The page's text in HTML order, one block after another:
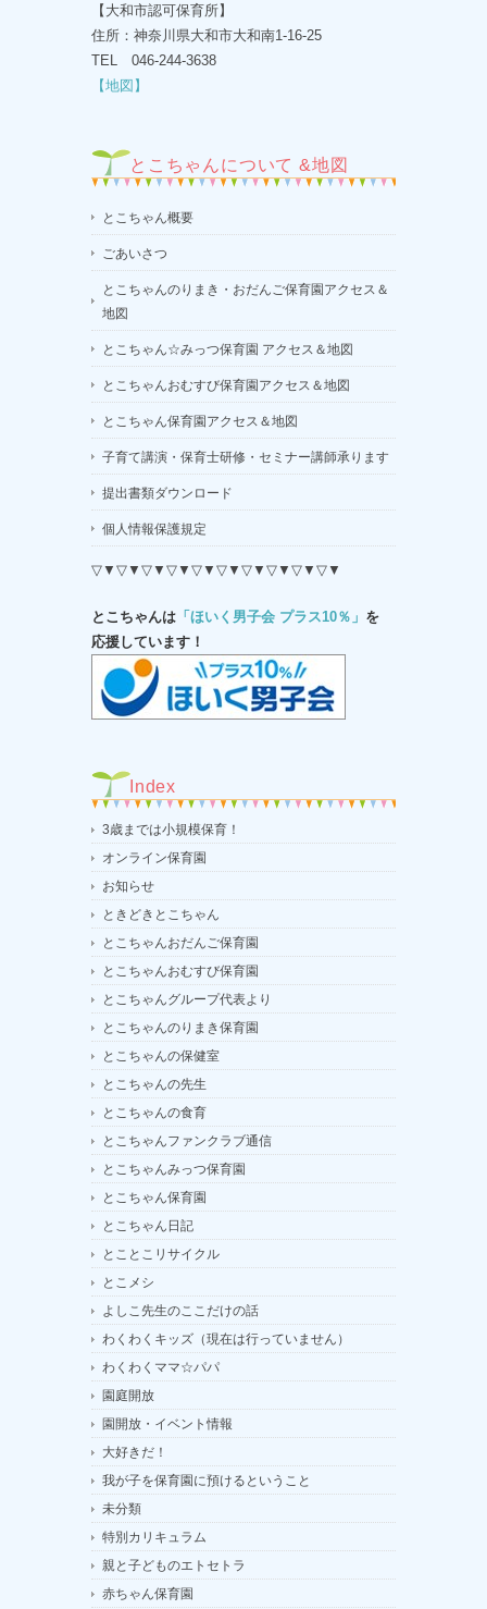
【大和市認可保育所】
住所：神奈川県大和市大和南1-16-25
TEL 046-244-3638
【地図】
とこちゃんについて &地図
とこちゃん概要
ごあいさつ
とこちゃんのりまき・おだんご保育園アクセス＆
地図
とこちゃん☆みっつ保育園 アクセス＆地図
とこちゃんおむすび保育園アクセス＆地図
とこちゃん保育園アクセス＆地図
子育て講演・保育士研修・セミナー講師承ります
提出書類ダウンロード
個人情報保護規定
▽▼▽▼▽▼▽▼▽▼▽▼▽▼▽▼▽▼▽▼
とこちゃんは 「ほいく男子会 プラス10％」 を
応援しています！
Index
3歳までは小規模保育！
オンライン保育園
お知らせ
ときどきとこちゃん
とこちゃんおだんご保育園
とこちゃんおむすび保育園
とこちゃんグループ代表より
とこちゃんのりまき保育園
とこちゃんの保健室
とこちゃんの先生
とこちゃんの食育
とこちゃんファンクラブ通信
とこちゃんみっつ保育園
とこちゃん保育園
とこちゃん日記
とことこリサイクル
とこメシ
よしこ先生のここだけの話
わくわくキッズ（現在は行っていません）
わくわくママ☆パパ
園庭開放
園開放・イベント情報
大好きだ！
我が子を保育園に預けるということ
未分類
特別カリキュラム
親と子どものエトセトラ
赤ちゃん保育園